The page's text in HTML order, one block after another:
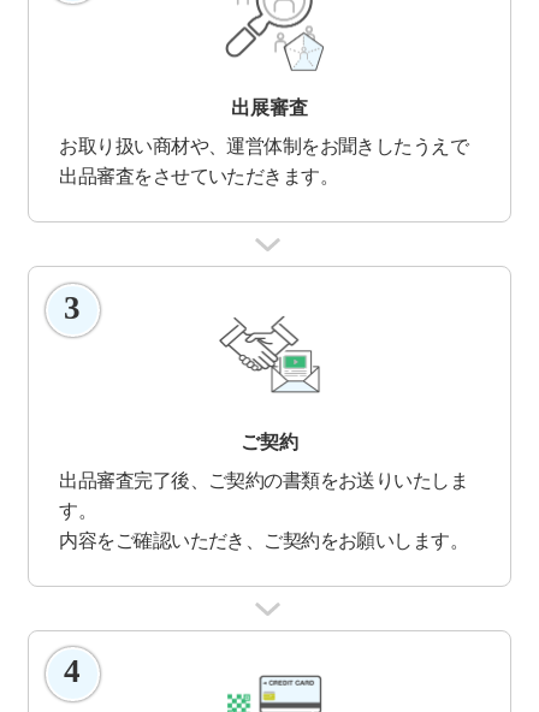
出展審査
お取り扱い商材や、運営体制をお聞きしたうえで
出品審査をさせていただきます。
3
ご契約
出品審査完了後、ご契約の書類をお送りいたしま
す。
内容をご確認いただき、ご契約をお願いします。
4